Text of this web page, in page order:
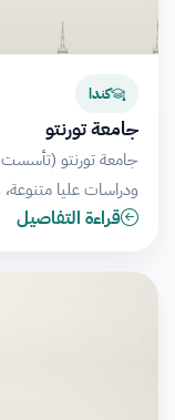
كندا
جامعة تورنتو
ودراسات عليا
قراءة التفاصيل